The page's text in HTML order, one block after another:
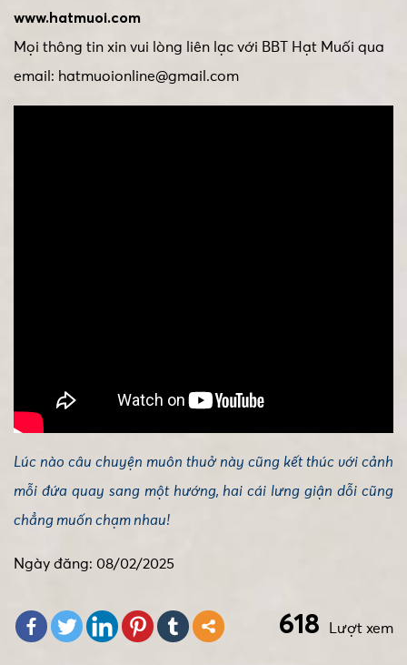
www.hatmuoi.com
Mọi thông tin xin vui lòng liên lạc với BBT Hạt Muối qua
email: hatmuoionline@gmail.com
Lúc nào câu chuyện muôn thuở này cũng kết thúc với cảnh
mỗi đứa quay sang một hướng, hai cái lưng giận dỗi cũng
chẳng muốn chạm nhau!
Ngày đăng: 08/02/2025
Lượt xem
618